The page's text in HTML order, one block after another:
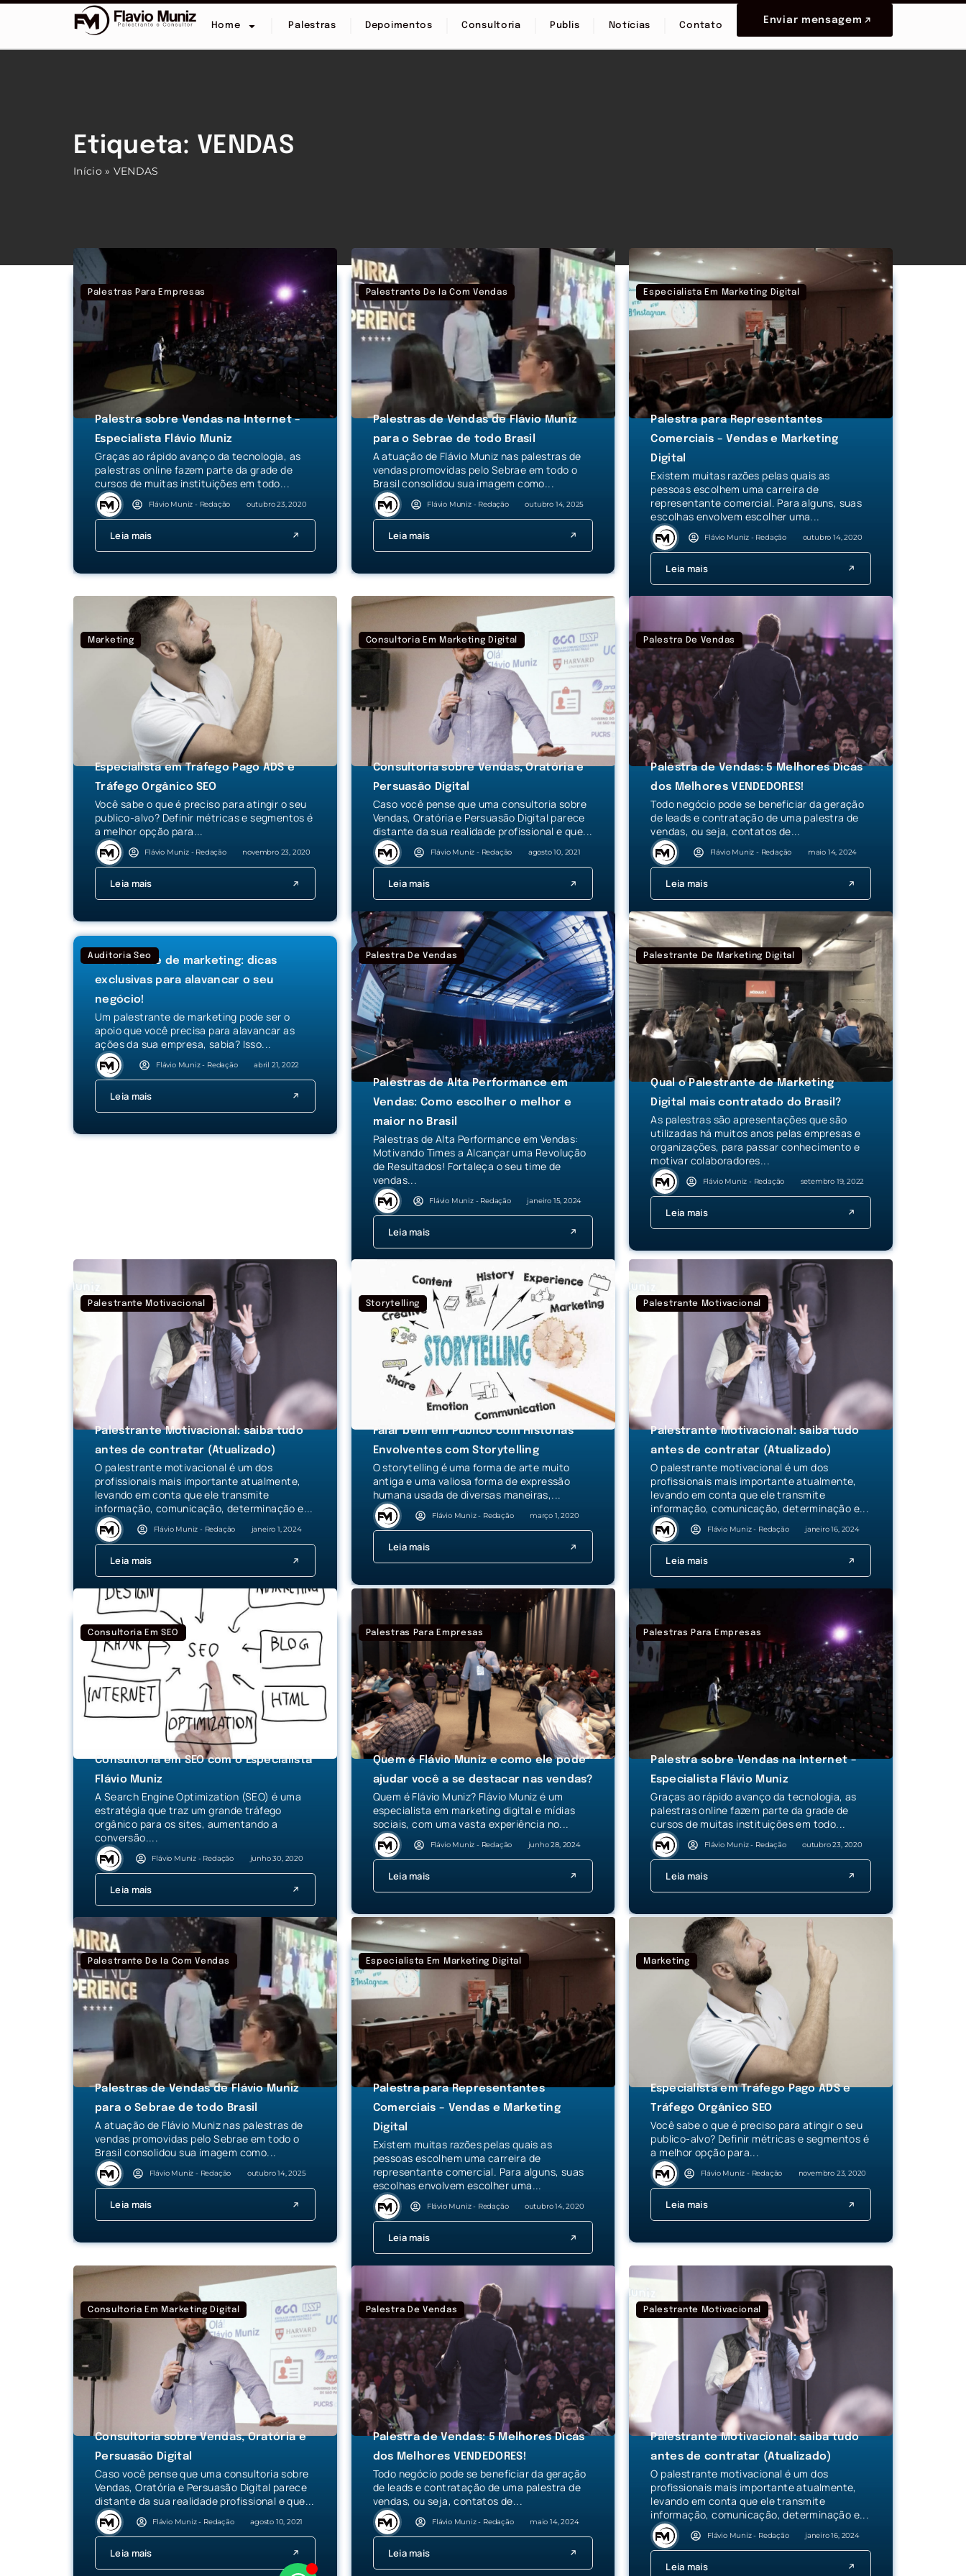
Home Palestras Depoimentos Consultoria Publis Notícias Contato
Enviar mensagem
Etiqueta: VENDAS
Início » VENDAS
Palestras Para Empresas
Palestra sobre Vendas na Internet –
Especialista Flávio Muniz
Graças ao rápido avanço da tecnologia, as
palestras online fazem parte da grade de
cursos de muitas instituições em todo...
Flávio Muniz - Redação outubro 23, 2020
Leia mais
Palestrante De Ia Com Vendas
Palestras de Vendas de Flávio Muniz
para o Sebrae de todo Brasil
A atuação de Flávio Muniz nas palestras de
vendas promovidas pelo Sebrae em todo o
Brasil consolidou sua imagem como...
Flávio Muniz - Redação outubro 14, 2025
Leia mais
Especialista Em Marketing Digital
Palestra para Representantes
Comerciais – Vendas e Marketing
Digital
Existem muitas razões pelas quais as
pessoas escolhem uma carreira de
representante comercial. Para alguns, suas
escolhas envolvem escolher uma...
Flávio Muniz - Redação outubro 14, 2020
Leia mais
Marketing
Especialista em Tráfego Pago ADS e
Tráfego Orgânico SEO
Você sabe o que é preciso para atingir o seu
publico-alvo? Definir métricas e segmentos é
a melhor opção para...
Flávio Muniz - Redação novembro 23, 2020
Leia mais
Consultoria Em Marketing Digital
Consultoria sobre Vendas, Oratória e
Persuasão Digital
Caso você pense que uma consultoria sobre
Vendas, Oratória e Persuasão Digital parece
distante da sua realidade profissional e que...
Flávio Muniz - Redação agosto 10, 2021
Leia mais
Palestra De Vendas
Palestra de Vendas: 5 Melhores Dicas
dos Melhores VENDEDORES!
Todo negócio pode se beneficiar da geração
de leads e contratação de uma palestra de
vendas, ou seja, contatos de...
Flávio Muniz - Redação maio 14, 2024
Leia mais
Auditoria Seo
Palestrante de marketing: dicas
exclusivas para alavancar o seu
negócio!
Um palestrante de marketing pode ser o
apoio que você precisa para alavancar as
ações da sua empresa, sabia? Isso...
Flávio Muniz - Redação abril 21, 2022
Leia mais
Palestra De Vendas
Palestras de Alta Performance em
Vendas: Como escolher o melhor e
maior no Brasil
Palestras de Alta Performance em Vendas:
Motivando Times a Alcançar uma Revolução
de Resultados! Fortaleça o seu time de
vendas...
Flávio Muniz - Redação janeiro 15, 2024
Leia mais
Palestrante De Marketing Digital
Qual o Palestrante de Marketing
Digital mais contratado do Brasil?
As palestras são apresentações que são
utilizadas há muitos anos pelas empresas e
organizações, para passar conhecimento e
motivar colaboradores...
Flávio Muniz - Redação setembro 19, 2022
Leia mais
Palestrante Motivacional
Palestrante Motivacional: saiba tudo
antes de contratar (Atualizado)
O palestrante motivacional é um dos
profissionais mais importante atualmente,
levando em conta que ele transmite
informação, comunicação, determinação e...
Flávio Muniz - Redação janeiro 1, 2024
Leia mais
Storytelling
Falar bem em Público com Histórias
Envolventes com Storytelling
O storytelling é uma forma de arte muito
antiga e uma valiosa forma de expressão
humana usada de diversas maneiras,...
Flávio Muniz - Redação março 1, 2020
Leia mais
Palestrante Motivacional
Palestrante Motivacional: saiba tudo
antes de contratar (Atualizado)
O palestrante motivacional é um dos
profissionais mais importante atualmente,
levando em conta que ele transmite
informação, comunicação, determinação e...
Flávio Muniz - Redação janeiro 16, 2024
Leia mais
Consultoria Em SEO
Consultoria em SEO com o Especialista
Flávio Muniz
A Search Engine Optimization (SEO) é uma
estratégia que traz um grande tráfego
orgânico para os sites, aumentando a
conversão....
Flávio Muniz - Redação junho 30, 2020
Leia mais
Palestras Para Empresas
Quem é Flávio Muniz e como ele pode
ajudar você a se destacar nas vendas?
Quem é Flávio Muniz? Flávio Muniz é um
especialista em marketing digital e mídias
sociais, com uma vasta experiência no...
Flávio Muniz - Redação junho 28, 2024
Leia mais
Palestras Para Empresas
Palestra sobre Vendas na Internet –
Especialista Flávio Muniz
Graças ao rápido avanço da tecnologia, as
palestras online fazem parte da grade de
cursos de muitas instituições em todo...
Flávio Muniz - Redação outubro 23, 2020
Leia mais
Palestrante De Ia Com Vendas
Palestras de Vendas de Flávio Muniz
para o Sebrae de todo Brasil
A atuação de Flávio Muniz nas palestras de
vendas promovidas pelo Sebrae em todo o
Brasil consolidou sua imagem como...
Flávio Muniz - Redação outubro 14, 2025
Leia mais
Especialista Em Marketing Digital
Palestra para Representantes
Comerciais – Vendas e Marketing
Digital
Existem muitas razões pelas quais as
pessoas escolhem uma carreira de
representante comercial. Para alguns, suas
escolhas envolvem escolher uma...
Flávio Muniz - Redação outubro 14, 2020
Leia mais
Marketing
Especialista em Tráfego Pago ADS e
Tráfego Orgânico SEO
Você sabe o que é preciso para atingir o seu
publico-alvo? Definir métricas e segmentos é
a melhor opção para...
Flávio Muniz - Redação novembro 23, 2020
Leia mais
Consultoria Em Marketing Digital
Consultoria sobre Vendas, Oratória e
Persuasão Digital
Caso você pense que uma consultoria sobre
Vendas, Oratória e Persuasão Digital parece
distante da sua realidade profissional e que...
Flávio Muniz - Redação agosto 10, 2021
Leia mais
Palestra De Vendas
Palestra de Vendas: 5 Melhores Dicas
dos Melhores VENDEDORES!
Todo negócio pode se beneficiar da geração
de leads e contratação de uma palestra de
vendas, ou seja, contatos de...
Flávio Muniz - Redação maio 14, 2024
Leia mais
Palestrante Motivacional
Palestrante Motivacional: saiba tudo
antes de contratar (Atualizado)
O palestrante motivacional é um dos
profissionais mais importante atualmente,
levando em conta que ele transmite
informação, comunicação, determinação e...
Flávio Muniz - Redação janeiro 16, 2024
Leia mais